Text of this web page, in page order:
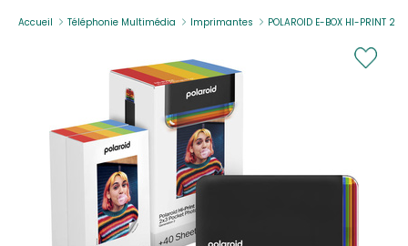
Accueil Téléphonie Multimédia Imprimantes POLAROID E-BOX HI-PRINT